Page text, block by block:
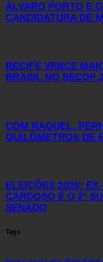
ÁLVARO PORTO E
CANDIDATURA DE
RECIFE VENCE
BRASIL NO SECOP
COM RAQUEL,
QUILÔMETROS DE
ELEIÇÕES 2026:
CARDOSO É O 2º
SENADO
Tags